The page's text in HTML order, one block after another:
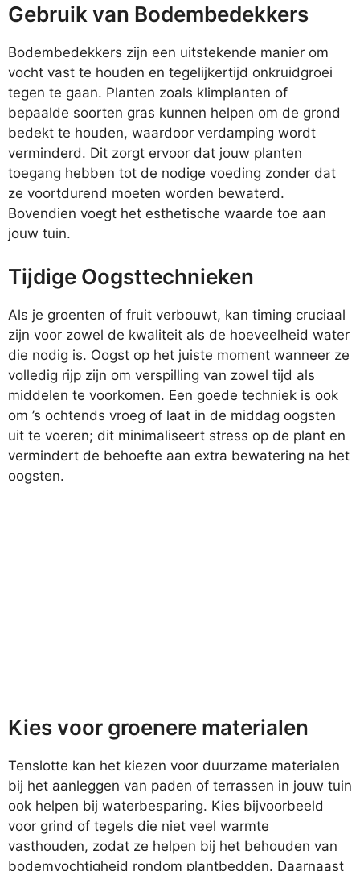
Gebruik van Bodembedekkers
Bodembedekkers zijn een uitstekende manier om
vocht vast te houden en tegelijkertijd onkruidgroei
tegen te gaan. Planten zoals klimplanten of
bepaalde soorten gras kunnen helpen om de grond
bedekt te houden, waardoor verdamping wordt
verminderd. Dit zorgt ervoor dat jouw planten
toegang hebben tot de nodige voeding zonder dat
ze voortdurend moeten worden bewaterd.
Bovendien voegt het esthetische waarde toe aan
jouw tuin.
Tijdige Oogsttechnieken
Als je groenten of fruit verbouwt, kan timing cruciaal
zijn voor zowel de kwaliteit als de hoeveelheid water
die nodig is. Oogst op het juiste moment wanneer ze
volledig rijp zijn om verspilling van zowel tijd als
middelen te voorkomen. Een goede techniek is ook
om ’s ochtends vroeg of laat in de middag oogsten
uit te voeren; dit minimaliseert stress op de plant en
vermindert de behoefte aan extra bewatering na het
oogsten.
Kies voor groenere materialen
Tenslotte kan het kiezen voor duurzame materialen
bij het aanleggen van paden of terrassen in jouw tuin
ook helpen bij waterbesparing. Kies bijvoorbeeld
voor grind of tegels die niet veel warmte
vasthouden, zodat ze helpen bij het behouden van
bodemvochtigheid rondom plantbedden. Daarnaast